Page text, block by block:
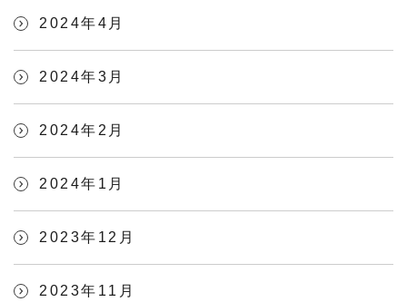
2024年4月
2024年3月
2024年2月
2024年1月
2023年12月
2023年11月